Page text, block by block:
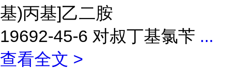
基)丙基]乙二胺
19692-45-6 对叔丁基氯苄 ...
查看全文 >